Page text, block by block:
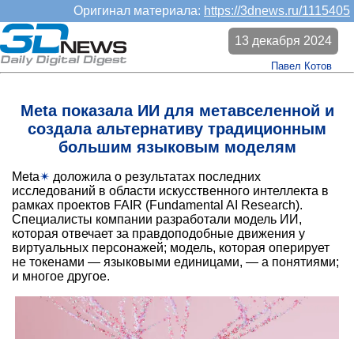
Оригинал материала: https://3dnews.ru/1115405
Meta показала ИИ для метавселенной и
создала альтернативу традиционным
большим языковым моделям
13 декабря 2024
Павел Котов
Meta✴ доложила о результатах последних
исследований в области искусственного интеллекта в
рамках проектов FAIR (Fundamental AI Research).
Специалисты компании разработали модель ИИ,
которая отвечает за правдоподобные движения у
виртуальных персонажей; модель, которая оперирует
не токенами — языковыми единицами, — а понятиями;
и многое другое.